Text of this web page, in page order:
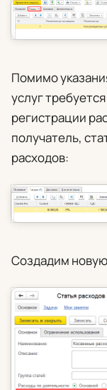
Помимо
услуг
регистрации
получатель,
расходов:
Создадим